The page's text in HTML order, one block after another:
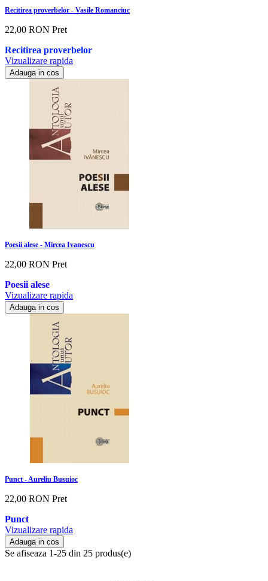
Recitirea proverbelor - Vasile Romanciuc
22,00 RON Pret
Recitirea proverbelor
Vizualizare rapida
Adauga in cos
Poesii alese - Mircea Ivanescu
22,00 RON Pret
Poesii alese
Vizualizare rapida
Adauga in cos
Punct - Aureliu Busuioc
22,00 RON Pret
Punct
Vizualizare rapida
Adauga in cos
Se afiseaza 1-25 din 25 produs(e)